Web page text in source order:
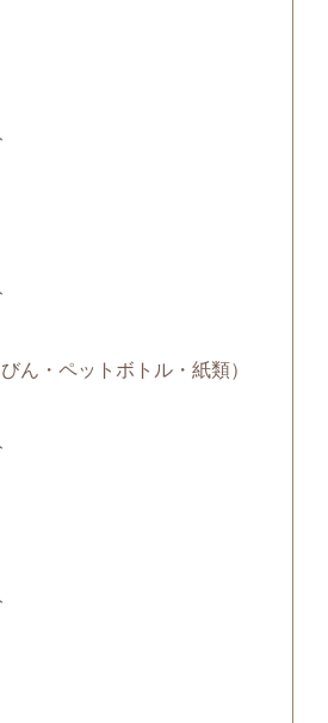
ん・ペットボトル・紙類）